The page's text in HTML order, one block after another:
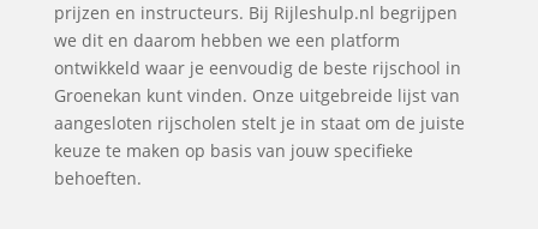
prijzen en instructeurs. Bij Rijleshulp.nl begrijpen
we dit en daarom hebben we een platform
ontwikkeld waar je eenvoudig de beste rijschool in
Groenekan kunt vinden. Onze uitgebreide lijst van
aangesloten rijscholen stelt je in staat om de juiste
keuze te maken op basis van jouw specifieke
behoeften.